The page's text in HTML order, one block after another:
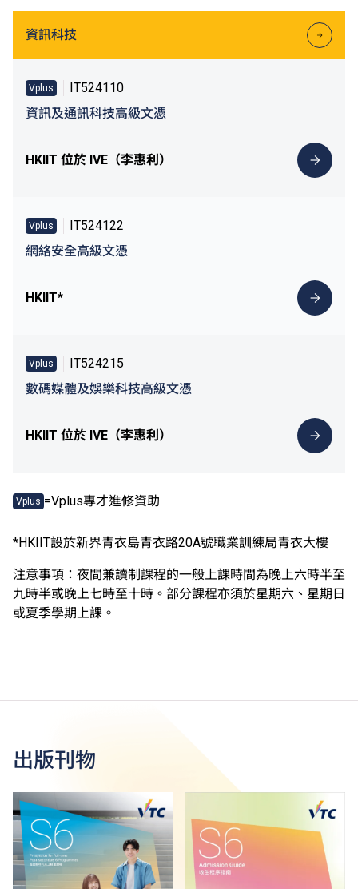
資訊科技
Vplus
IT524110
資訊及通訊科技高級文憑
HKIIT 位於 IVE（李惠利）
Vplus
IT524122
網絡安全高級文憑
HKIIT*
Vplus
IT524215
數碼媒體及娛樂科技高級文憑
HKIIT 位於 IVE（李惠利）
Vplus =Vplus專才進修資助
*HKIIT設於新界青衣島青衣路20A號職業訓練局青衣大樓
注意事項：夜間兼讀制課程的一般上課時間為晚上六時半至
九時半或晚上七時至十時。部分課程亦須於星期六、星期日
或夏季學期上課。
出版刊物